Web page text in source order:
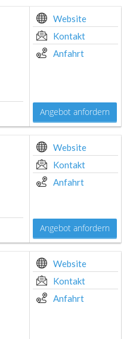
Website
Kontakt
Anfahrt
Angebot anfordern
Website
Kontakt
Anfahrt
Angebot anfordern
Website
Kontakt
Anfahrt